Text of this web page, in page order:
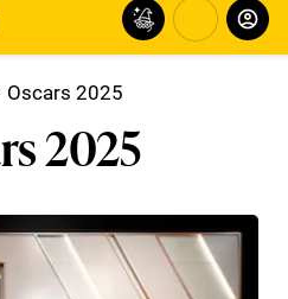
Oscars 2025
2025